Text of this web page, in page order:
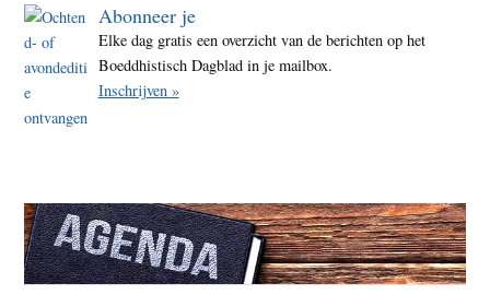
Abonneer je
Elke dag gratis een overzicht van de berichten op het
Boeddhistisch Dagblad in je mailbox.
Inschrijven »